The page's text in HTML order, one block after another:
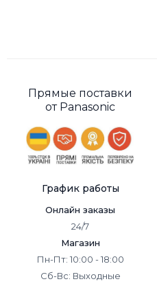
Прямые поставки
от Panasonic
График работы
Онлайн заказы
24/7
Магазин
Пн-Пт: 10:00 - 18:00
Сб-Вс: Выходные